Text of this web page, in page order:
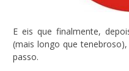
E eis que finalmente,
(mais longo que
passo.